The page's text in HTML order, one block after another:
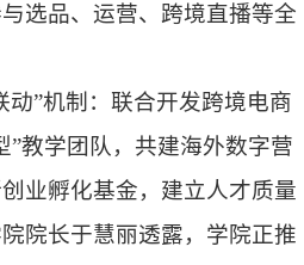
选品、运营、跨境直播等全
动”机制：联合开发跨境电商
”教学团队，共建海外数字营
业孵化基金，建立人才质量
院长于慧丽透露，学院正推